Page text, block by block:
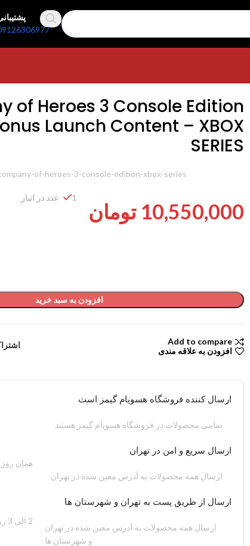
of Heroes 3 Console Edition
Launch Content – XBOX
SERIES
of-heroes-3-console-edition-xbox-series
10,550,000 تومان
1 عدد در انبار
افزودن به سبد خرید
Add to compare
افزودن به علاقه مندی
ارسال کننده فروشگاه هسویام گیمز است
تمامی محصولات در فروشگاه هسویام گیمز هستند
ارسال سریع و امن در تهران
ارسال همه محصولات به آدرس معین شده در تهران
همان روز
ارسال از طریق پست به تهران و شهرستان ها
ارسال همه محصولات به آدرس معین شده در تهران
و شهرستان ها
2 الی 3 روز